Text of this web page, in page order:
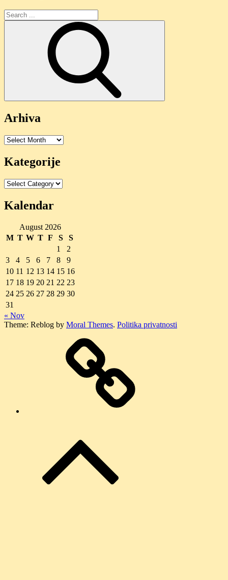
Search
for:
Arhiva
Arhiva
Kategorije
Kategorije
Kalendar
August 2026
M T W T F S
S
1
2
3
4 5 6 7 8
9
10 11 12 13 14 15 16
17 18 19 20 21 22 23
24 25 26 27 28 29 30
31
« Nov
Theme: Reblog by Moral Themes. Politika privatnosti